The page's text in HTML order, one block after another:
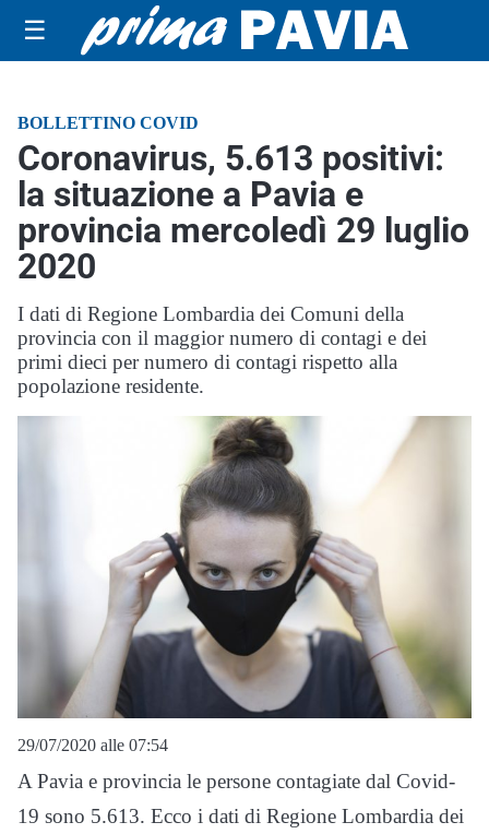
☰
BOLLETTINO COVID
Coronavirus, 5.613 positivi:
la situazione a Pavia e
provincia mercoledì 29 luglio
2020
I dati di Regione Lombardia dei Comuni della
provincia con il maggior numero di contagi e dei
primi dieci per numero di contagi rispetto alla
popolazione residente.
29/07/2020 alle 07:54
A Pavia e provincia le persone contagiate dal Covid-
19 sono 5.613. Ecco i dati di Regione Lombardia dei